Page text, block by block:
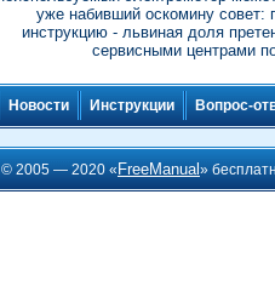
уже набивший оскомину совет:
инструкцию - львиная доля
сервисными центрами
Новости Инструкции Вопрос-
© 2005 — 2020 « FreeManual»